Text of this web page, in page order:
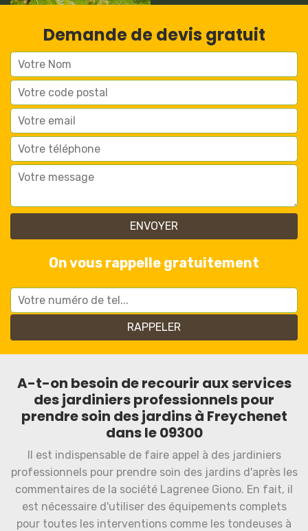
Demande de devis gratuit
On vous rappelle gratuitement
A-t-on besoin de recourir aux services
des jardiniers professionnels pour
prendre soin des jardins à Freychenet
dans le 09300
Il est indispensable de faire appel à des jardiniers
professionnels pour prendre soin des jardins d'après les
commentaires de la société Lagrenee Giono. En fait, il
est nécessaire d'utiliser des équipements complets
pour toutes les interventions comme les tondeuses à